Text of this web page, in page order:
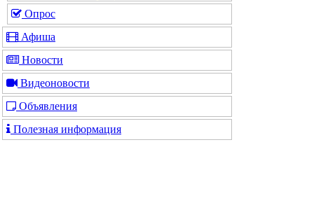
Опрос
Афиша
Новости
Видеоновости
Объявления
Полезная информация